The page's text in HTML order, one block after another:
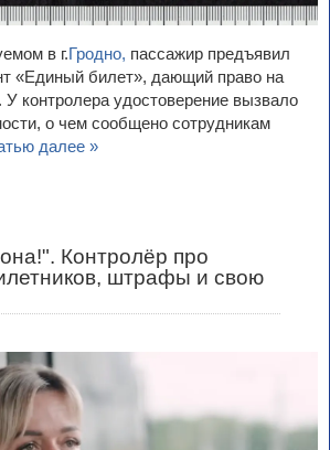
в г.Гродно, пассажир предъявил
«Единый билет», дающий право на
контролера удостоверение вызвало
о чем сообщено сотрудникам
далее »
Контролёр про
штрафы и свою